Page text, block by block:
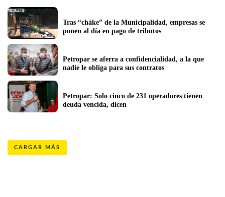
Tras “cháke” de la Municipalidad, empresas se
ponen al día en pago de tributos
Petropar se aferra a confidencialidad, a la que
nadie le obliga para sus contratos
Petropar: Solo cinco de 231 operadores tienen
deuda vencida, dicen
CARGAR MÁS